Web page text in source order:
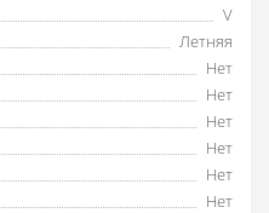
V
Летняя
Нет
Нет
Нет
Нет
Нет
Нет